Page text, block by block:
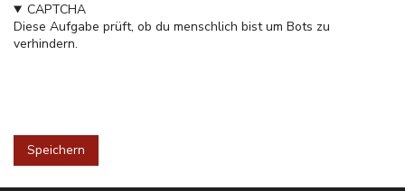
CAPTCHA
Diese Aufgabe prüft, ob du menschlich bist um Bots zu
verhindern.